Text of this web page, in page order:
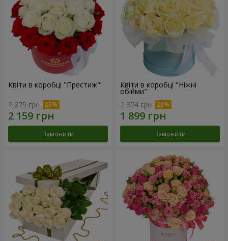
Квіти в коробці "Престиж"
2 879 грн
Замовити
Квіти в коробці "Ніжні
обійми"
2 374 грн
Замовити